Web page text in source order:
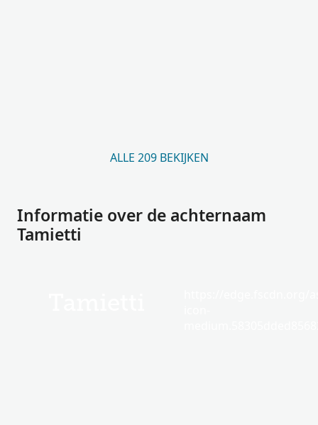
ALLE 209 BEKIJKEN
Informatie over de achternaam
Tamietti